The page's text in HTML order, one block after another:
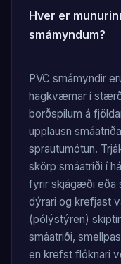
Hver er
smámyndum?
PVC smámyndir
hagkvæmar í
borðspilum á
upplausn
sprautumótun.
skörp smáatriði í
fyrir skjágæði eða
dýrari og krefjast
(pólýstýren)
smáatriði,
en krefst flóknari